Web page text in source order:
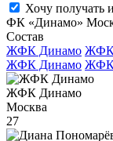
Хочу получать
ФК «Динамо»
Состав
ЖФК Динамо ЖФК
ЖФК Динамо ЖФК
ЖФК Динамо
Москва
27